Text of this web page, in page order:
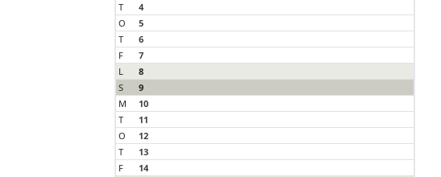
T
4
O
5
T
6
F
7
L
8
S
9
M
10
T
11
O
12
T
13
F
14